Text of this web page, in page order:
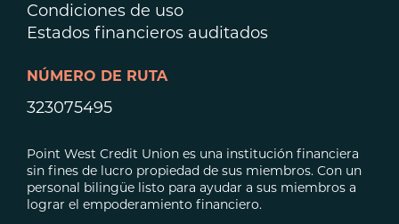
Condiciones de uso
Estados financieros auditados
NÚMERO DE RUTA
323075495
Point West Credit Union es una institución financiera
sin fines de lucro propiedad de sus miembros. Con un
personal bilingüe listo para ayudar a sus miembros a
lograr el empoderamiento financiero.